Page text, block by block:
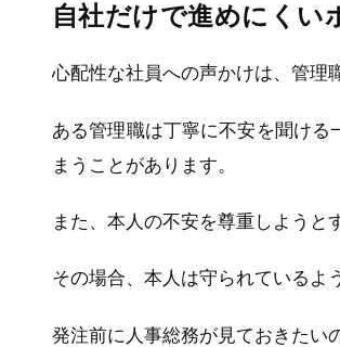
自社だけで進めにくい
心配性な社員への声かけは、管理
ある管理職は丁寧に不安を聞け
まうことがあります。
また、本人の不安を尊重しよう
その場合、本人は守られているよ
発注前に人事総務が見ておきたい